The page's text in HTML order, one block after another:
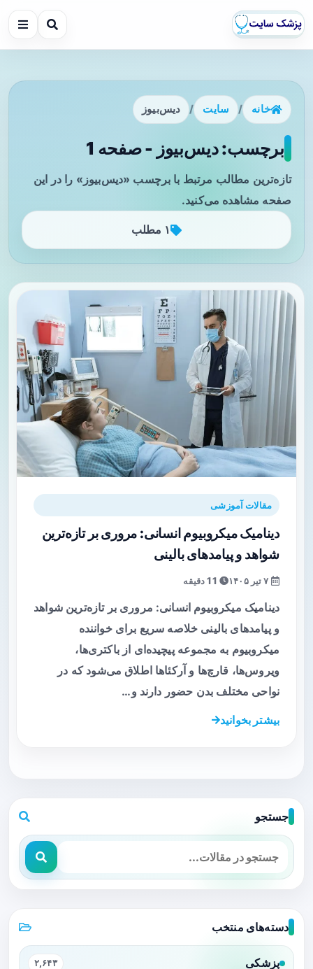
خانه / سایت / دیس‌بیوز
برچسب: دیس‌بیوز - صفحه 1
تازه‌ترین مطالب مرتبط با برچسب «دیس‌بیوز» را در این
صفحه مشاهده می‌کنید.
۱ مطلب
مقالات آموزشی
دینامیک میکروبیوم انسانی: مروری بر تازه‌ترین
شواهد و پیامدهای بالینی
دینامیک میکروبیوم انسانی: مروری بر تازه‌ترین شواهد
و پیامدهای بالینی خلاصه سریع برای خواننده
میکروبیوم به مجموعه پیچیده‌ای از باکتری‌ها،
ویروس‌ها، قارچ‌ها و آرکئاها اطلاق می‌شود که در
نواحی مختلف بدن حضور دارند و…
بیشتر بخوانید
جستجو
دسته‌های منتخب
پزشکی ۲,۶۴۳